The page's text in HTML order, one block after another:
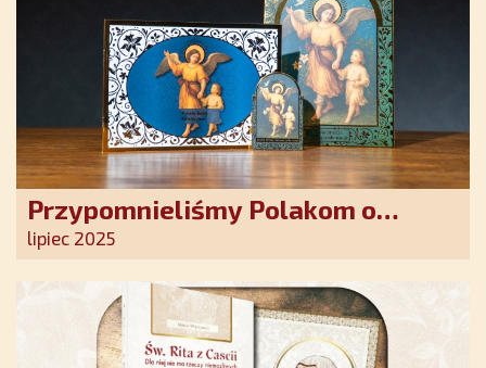
Przypomnieliśmy Polakom o
obecności Anioła Stróża!
lipiec 2025